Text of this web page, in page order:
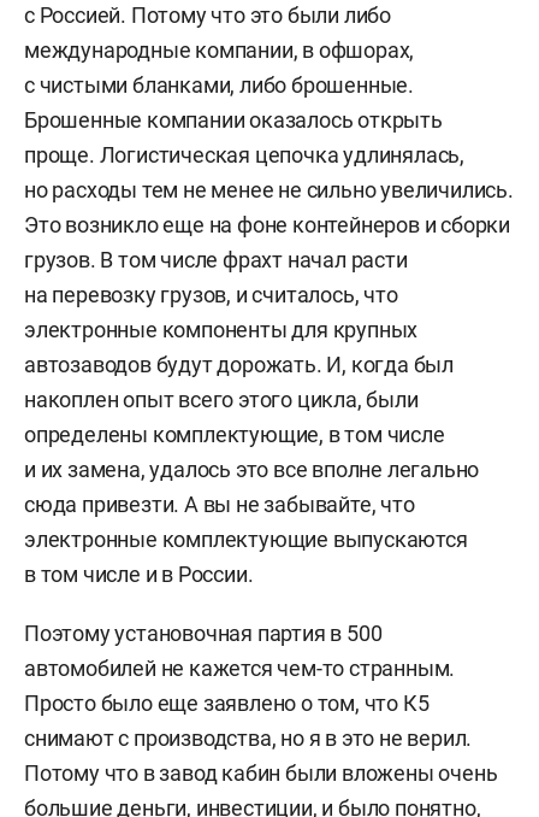
с Россией. Потому что это были либо
международные компании, в офшорах,
с чистыми бланками, либо брошенные.
Брошенные компании оказалось открыть
проще. Логистическая цепочка удлинялась,
но расходы тем не менее не сильно увеличились.
Это возникло еще на фоне контейнеров и сборки
грузов. В том числе фрахт начал расти
на перевозку грузов, и считалось, что
электронные компоненты для крупных
автозаводов будут дорожать. И, когда был
накоплен опыт всего этого цикла, были
определены комплектующие, в том числе
и их замена, удалось это все вполне легально
сюда привезти. А вы не забывайте, что
электронные комплектующие выпускаются
в том числе и в России.
Поэтому установочная партия в 500
автомобилей не кажется чем-то странным.
Просто было еще заявлено о том, что К5
снимают с производства, но я в это не верил.
Потому что в завод кабин были вложены очень
большие деньги, инвестиции, и было понятно,